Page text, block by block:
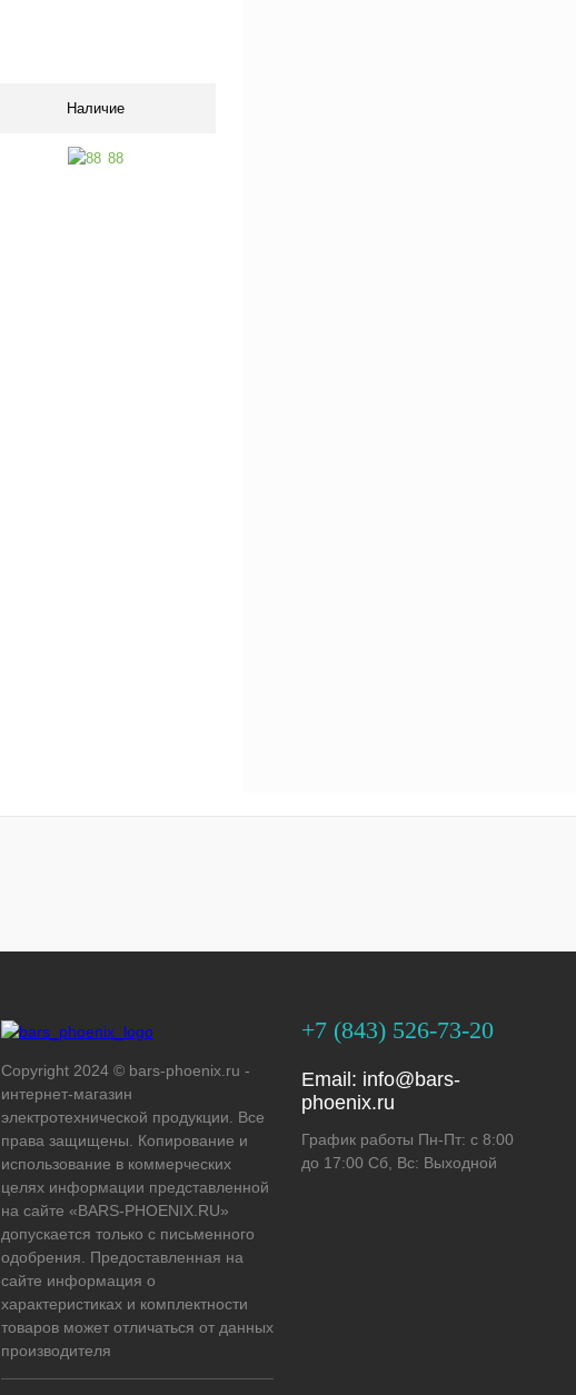
Наличие
88
Copyright 2024 © bars-phoenix.ru -
интернет-магазин
электротехнической продукции. Все
права защищены. Копирование и
использование в коммерческих
целях информации представленной
на сайте «BARS-PHOENIX.RU»
допускается только с письменного
одобрения. Предоставленная на
сайте информация о
характеристиках и комплектности
товаров может отличаться от данных
производителя
+7 (843) 526-73-20
Email: info@bars-
phoenix.ru
График работы Пн-Пт: с 8:00
до 17:00 Сб, Вс: Выходной